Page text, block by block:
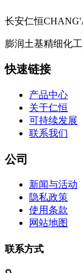
长安仁恒
膨润土基精细化
快速链接
产品中心
关于仁恒
可持续发展
联系我们
公司
新闻与活动
隐私政策
使用条款
网站地图
联系方式